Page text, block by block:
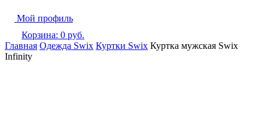
Мой профиль
Корзина: 0 руб.
Главная Одежда Swix Куртки Swix Куртка мужская Swix
Infinity